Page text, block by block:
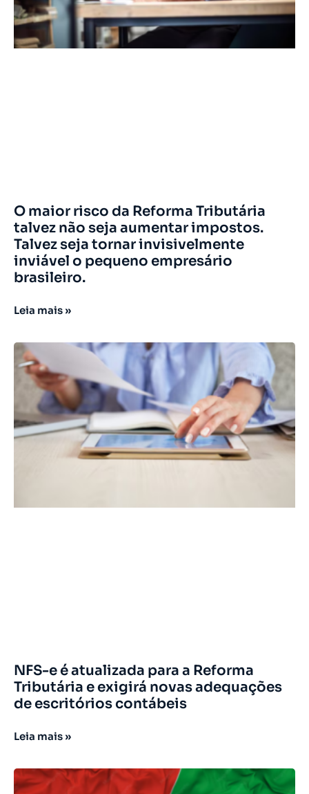
O maior risco da Reforma Tributária
talvez não seja aumentar impostos.
Talvez seja tornar invisivelmente
inviável o pequeno empresário
brasileiro.
Leia mais »
NFS-e é atualizada para a Reforma
Tributária e exigirá novas adequações
de escritórios contábeis
Leia mais »